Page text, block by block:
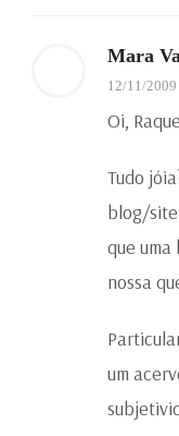
Mara
12/11/
Oi,
Tudo
blog/site
que
nossa
um